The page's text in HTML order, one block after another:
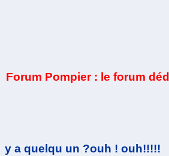
Forum Pompier : le forum
y a quelqu un ?ouh ! ouh!!!!!